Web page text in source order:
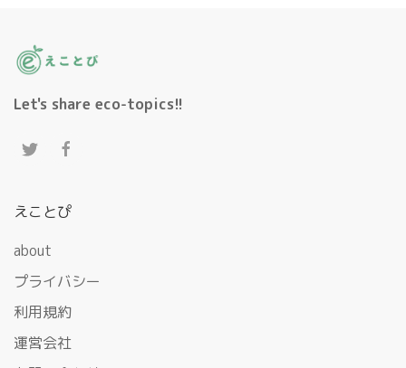
Let's share eco-topics!!
えことぴ
about
プライバシー
利用規約
運営会社